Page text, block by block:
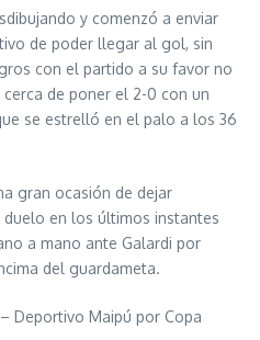
y comenzó a enviar
de poder llegar al gol, sin
con el partido a su favor no
de poner el 2-0 con un
se estrelló en el palo a los 36
gran ocasión de dejar
en los últimos instantes
a mano ante Galardi por
del guardameta.
Deportivo Maipú por Copa